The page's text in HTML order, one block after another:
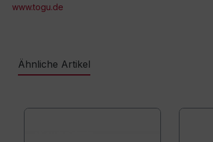
www.togu.de
Ähnliche Artikel